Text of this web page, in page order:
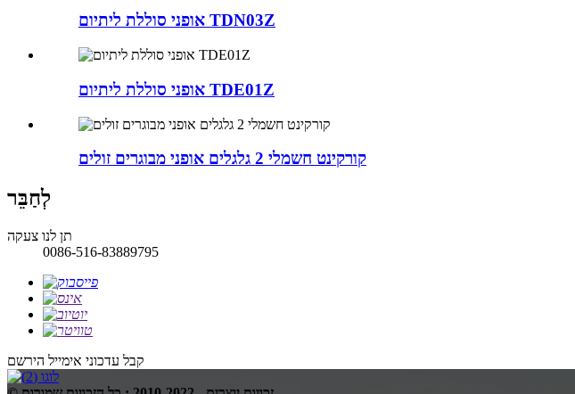
אופני סוללת ליתיום TDN03Z
אופני סוללת ליתיום TDE01Z
קורקינט חשמלי 2 גלגלים אופני מבוגרים זולים
לְחַבֵּר
תן לנו צעקה
0086-516-83889795
קבל עדכוני אימייל הירשם